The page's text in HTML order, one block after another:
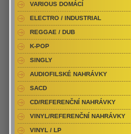
VARIOUS DOMÁCÍ
ELECTRO / INDUSTRIAL
REGGAE / DUB
K-POP
SINGLY
AUDIOFILSKÉ NAHRÁVKY
SACD
CD/REFERENČNÍ NAHRÁVKY
VINYL/REFERENČNÍ NAHRÁVKY
VINYL / LP